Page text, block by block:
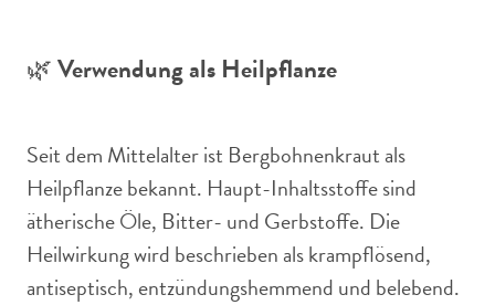
🌿Verwendung als Heilpflanze
Seit dem Mittelalter ist Bergbohnenkraut als
Heilpflanze bekannt. Haupt-Inhaltsstoffe sind
ätherische Öle, Bitter- und Gerbstoffe. Die
Heilwirkung wird beschrieben als krampflösend,
antiseptisch, entzündungshemmend und belebend.